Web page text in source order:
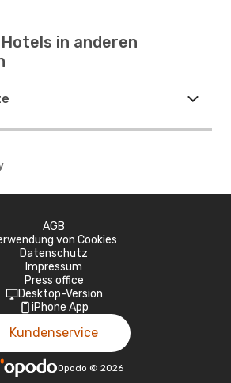
in anderen
AGB
von Cookies
Datenschutz
Impressum
Press office
Desktop-Version
iPhone App
Kundenservice
Opodo © 2026